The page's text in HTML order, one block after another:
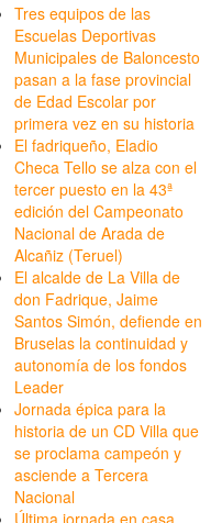
Tres equipos de las
Escuelas Deportivas
Municipales de Baloncesto
pasan a la fase provincial
de Edad Escolar por
primera vez en su historia
El fadriqueño, Eladio
Checa Tello se alza con el
tercer puesto en la 43ª
edición del Campeonato
Nacional de Arada de
Alcañiz (Teruel)
El alcalde de La Villa de
don Fadrique, Jaime
Santos Simón, defiende en
Bruselas la continuidad y
autonomía de los fondos
Leader
Jornada épica para la
historia de un CD Villa que
se proclama campeón y
asciende a Tercera
Nacional
Última jornada en casa